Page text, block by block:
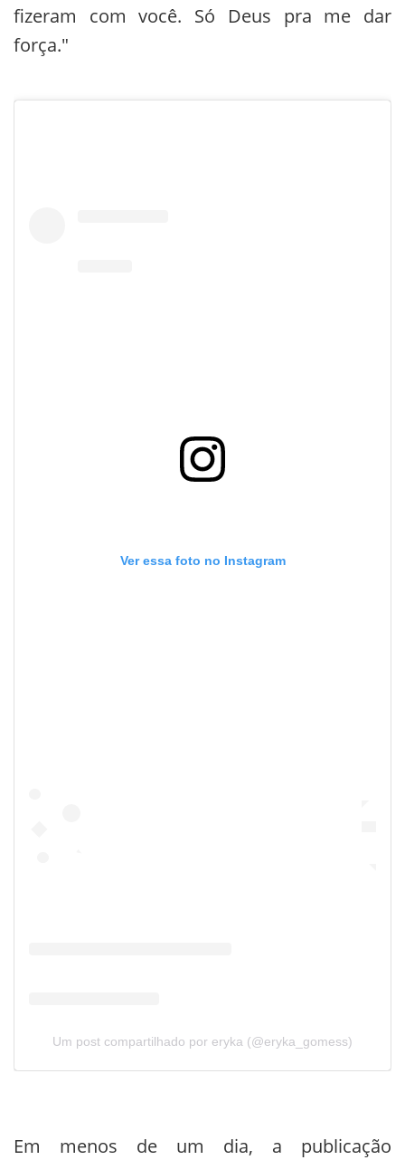
fizeram com você. Só Deus pra me dar
força."
Ver essa foto no Instagram
Um post compartilhado por eryka (@eryka_gomess)
Em menos de um dia, a publicação